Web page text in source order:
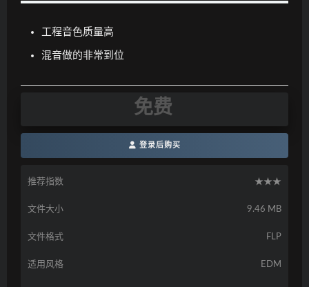
工程音色质量高
混音做的非常到位
免费
登录后购买
推荐指数 ★★★
文件大小 9.46 MB
文件格式 FLP
适用风格 EDM